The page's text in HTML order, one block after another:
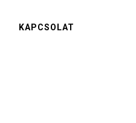
KAPCSOLAT